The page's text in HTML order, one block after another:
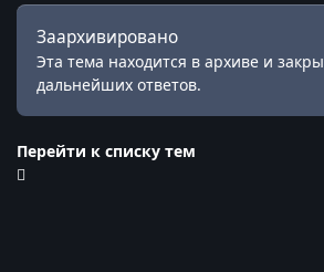
Заархивировано
Эта тема находится в архиве и
дальнейших ответов.
Перейти к списку тем